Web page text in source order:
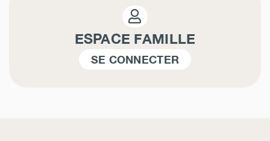
ESPACE FAMILLE
SE CONNECTER